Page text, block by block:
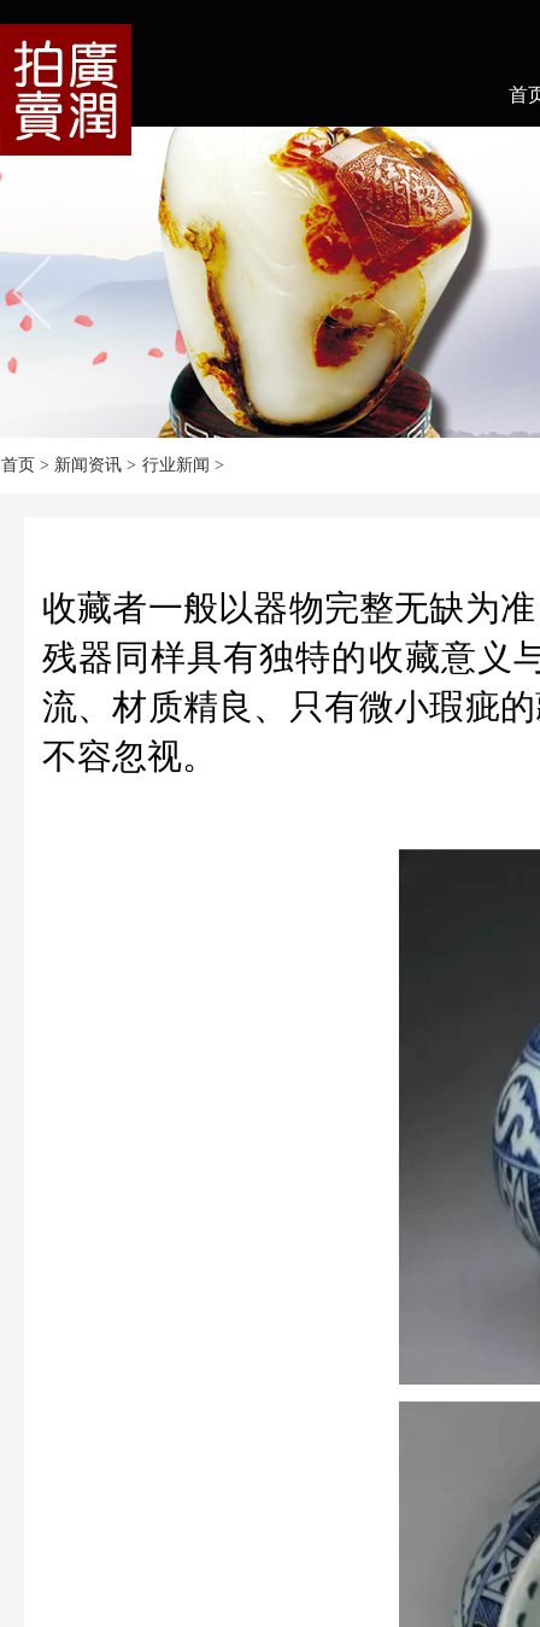
首
首页 > 新闻资讯 > 行业新闻 >
收藏者一般以器物完整无缺为
残器同样具有独特的收藏意
流、材质精良、只有微小瑕疵
不容忽视。